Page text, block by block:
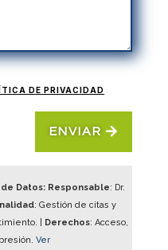
DE PRIVACIDAD
ENVIAR
Datos: Responsable: Dr.
: Gestión de citas y
| Derechos: Acceso,
Ver